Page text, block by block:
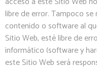
libre de error. Tampoco
contenido o software al
Sitio Web, esté libre de
informático (software y
este Sitio Web será